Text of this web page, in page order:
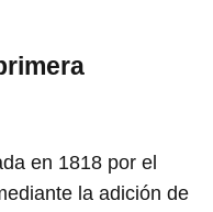
en 1818 por el
la adición de